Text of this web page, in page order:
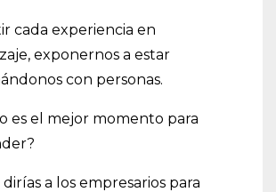
cada experiencia en
exponernos a estar
con personas.
es el mejor momento para
a los empresarios para